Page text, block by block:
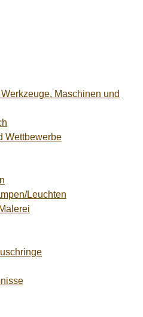
Maschinen und
Wettbewerbe
Leuchten